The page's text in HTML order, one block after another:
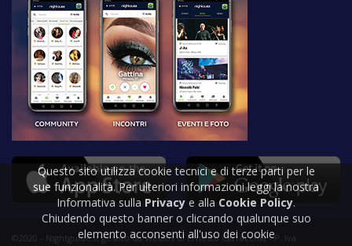
©2020 - Nightguide.it gestito da Welabs di Ernesto Carracchia - P. Iva
Questo sito utilizza cookie tecnici e di terze parti per le
sue funzionalità. Per ulteriori informazioni leggi la nostra
Informativa sulla Privacy e alla Cookie Policy.
Chiudendo questo banner o cliccando qualunque suo
elemento acconsenti all'uso dei cookie